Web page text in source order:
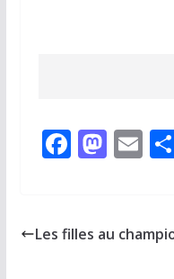
F
b
M
d
E
l
Les filles au